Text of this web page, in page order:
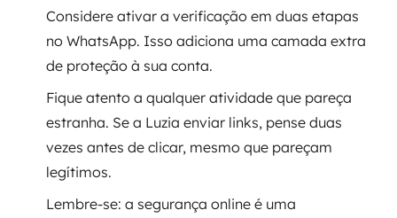
Considere ativar a verificação em duas etapas
no WhatsApp. Isso adiciona uma camada extra
de proteção à sua conta.
Fique atento a qualquer atividade que pareça
estranha. Se a Luzia enviar links, pense duas
vezes antes de clicar, mesmo que pareçam
legítimos.
Lembre-se: a segurança online é uma